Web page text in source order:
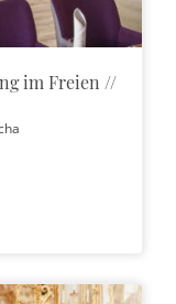
im Freien //